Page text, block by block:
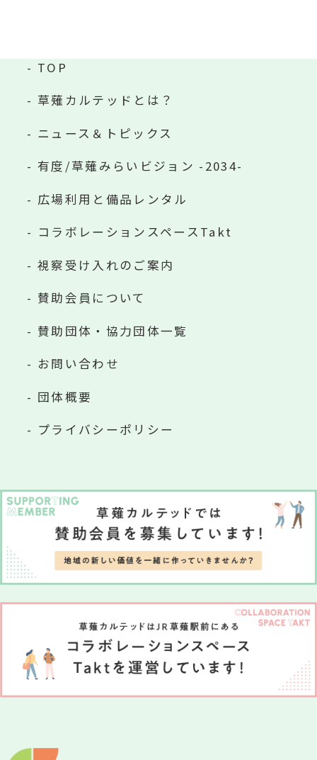
TOP
草薙カルテッドとは？
ニュース＆トピックス
有度/草薙みらいビジョン -2034-
広場利用と備品レンタル
コラボレーションスペースTakt
視察受け入れのご案内
賛助会員について
賛助団体・協力団体一覧
お問い合わせ
団体概要
プライバシーポリシー